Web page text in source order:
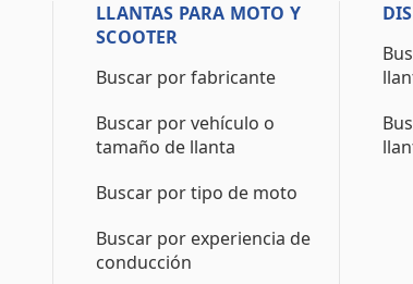
LLANTAS PARA MOTO Y
SCOOTER
Buscar por fabricante
Buscar por vehículo o
tamaño de llanta
Buscar por tipo de moto
Buscar por experiencia de
conducción